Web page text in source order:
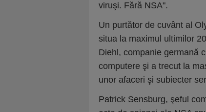
viruşi. Fără NSA".
Un purtător de cuvânt al
situa la maximul ultimilor
Diehl, companie germană
computere şi a trecut la
unor afaceri şi subiecter
Patrick Sensburg, şeful